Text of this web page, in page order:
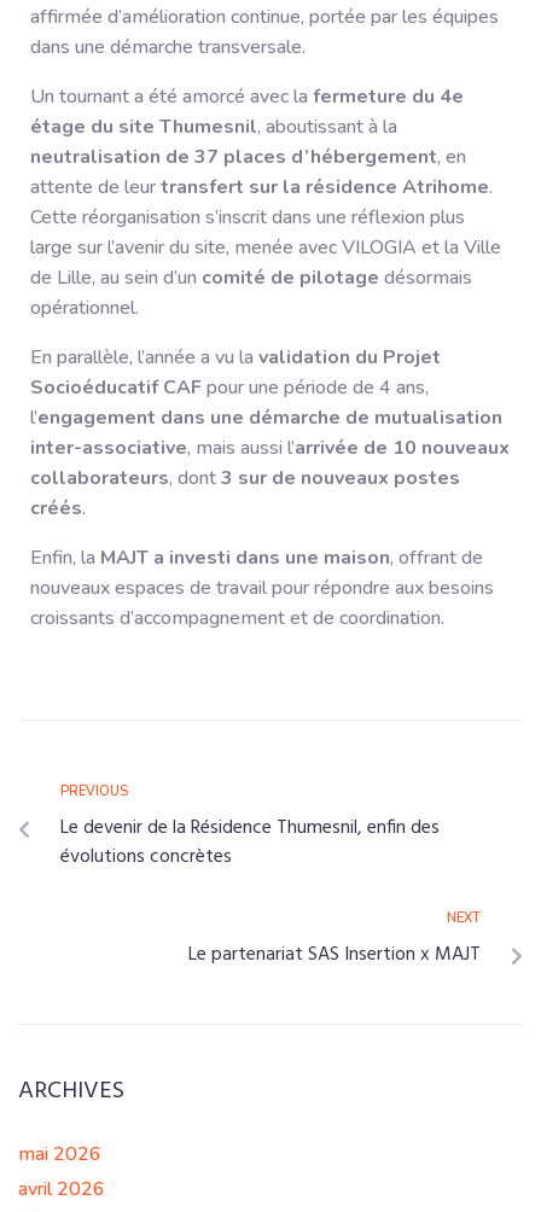
affirmée d’amélioration continue, portée par les équipes
dans une démarche transversale.
Un tournant a été amorcé avec la fermeture du 4e
étage du site Thumesnil, aboutissant à la
neutralisation de 37 places d’hébergement, en
attente de leurtransfert sur la résidence Atrihome.
Cette réorganisation s’inscrit dans une réflexion plus
large sur l’avenir du site, menée avec VILOGIA et la Ville
de Lille, au sein d’un comité de pilotage désormais
opérationnel.
En parallèle, l’année a vu la validation du Projet
Socioéducatif CAFpour une période de 4 ans,
l’engagement dans une démarche de mutualisation
inter-associative, mais aussi l’arrivée de 10 nouveaux
collaborateurs, dont3 sur de nouveaux postes
créés.
Enfin, la MAJT a investi dans une maison, offrant de
nouveaux espaces de travail pour répondre aux besoins
croissants d’accompagnement et de coordination.
PREVIOUS
Le devenir de la Résidence Thumesnil, enfin des
évolutions concrètes
NEXT
Le partenariat SAS Insertion x MAJT
ARCHIVES
mai 2026
avril 2026